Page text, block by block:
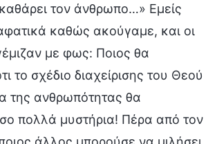
καθάρει τον άνθρωπο…» Εμείς
καθώς ακούγαμε, και οι
με φως: Ποιος θα
το σχέδιο διαχείρισης του Θεού
της ανθρωπότητας θα
πολλά μυστήρια! Πέρα από τον